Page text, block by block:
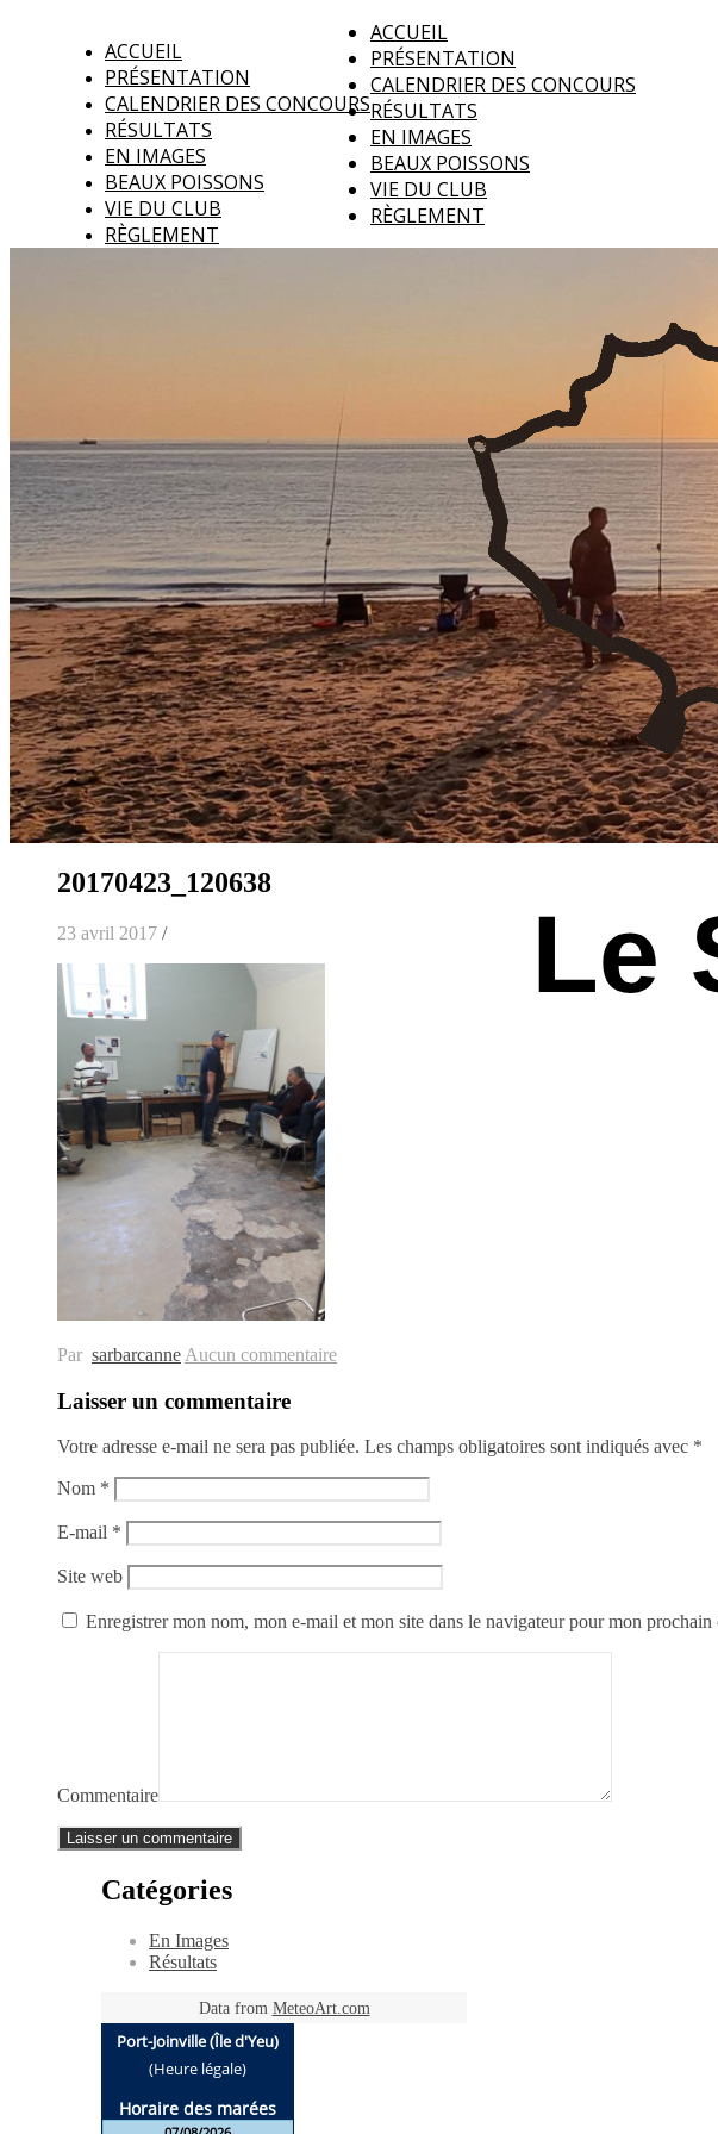
ACCUEIL
PRÉSENTATION
CALENDRIER DES CONCOURS
RÉSULTATS
EN IMAGES
BEAUX POISSONS
VIE DU CLUB
RÈGLEMENT
ACCUEIL
PRÉSENTATION
CALENDRIER DES CONCOURS
RÉSULTATS
EN IMAGES
BEAUX POISSONS
VIE DU CLUB
RÈGLEMENT
Surfcasting – L'île d'Yeu – Association
20170423_120638
23 avril 2017 /
Par sarbarcanne Aucun commentaire
Laisser un commentaire
Votre adresse e-mail ne sera pas publiée. Les champs obligatoires sont indiqués avec *
Nom *
E-mail *
Site web
Enregistrer mon nom, mon e-mail et mon site dans le navigateur pour mon prochain
Commentaire
Catégories
En Images
Résultats
Data from MeteoArt.com